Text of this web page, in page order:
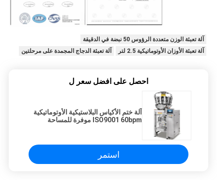
آلة تعبئة الوزن متعددة الرؤوس 50 نبضة في الدقيقة
آلة تعبئة الأوزان الأوتوماتيكية 2.5 لتر
آلة تعبئة الدجاج المجمدة على مرحلتين
احصل على افضل سعر ل
آلة ختم الأكياس البلاستيكية الأوتوماتيكية
ISO9001 60bpm موفرة للمساحة
استمر